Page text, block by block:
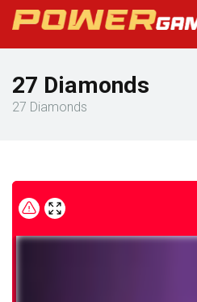
27 Diamonds
27 Diamonds